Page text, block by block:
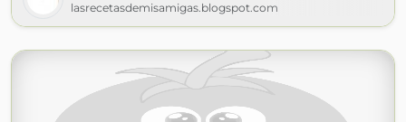
lasrecetasdemisamigas.blogspot.com